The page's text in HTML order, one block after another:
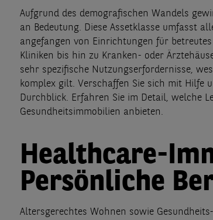
Aufgrund des demografischen Wandels
an Bedeutung. Diese Assetklasse umfasst
angefangen von Einrichtungen für
Kliniken bis hin zu Kranken- oder
sehr spezifische Nutzungserfordernisse,
komplex gilt. Verschaffen Sie sich mit Hilfe
Durchblick. Erfahren Sie im Detail, welche
Gesundheitsimmobilien anbieten.
Healthcare-
Persönliche
Altersgerechtes Wohnen sowie